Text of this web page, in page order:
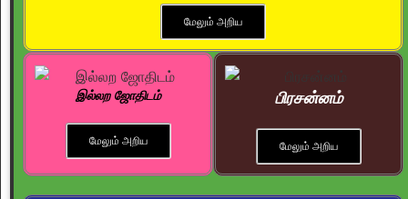
மேலும் அறிய
இல்லற ஜோதிடம்
மேலும் அறிய
பிரசன்னம்
மேலும் அறிய